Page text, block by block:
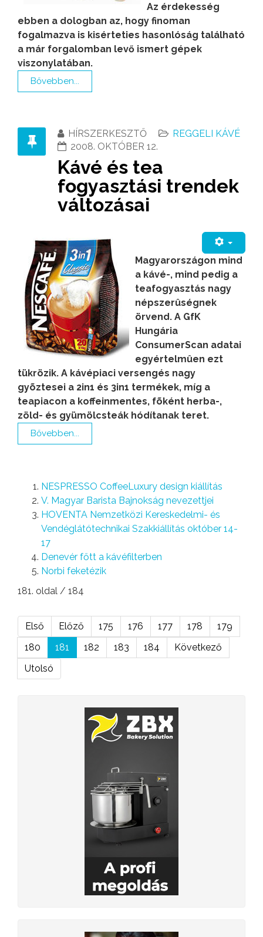
Az érdekesség
ebben a dologban az, hogy finoman
fogalmazva is kisérteties hasonlóság található
a már forgalomban levő ismert gépek
viszonylatában.
Bővebben...
HÍRSZERKESZTŐ
REGGELI KÁVÉ
2008. OKTÓBER 12.
Kávé és tea
fogyasztási trendek
változásai
Magyarországon mind
a kávé-, mind pedig a
teafogyasztás nagy
népszerûségnek
örvend. A GfK
Hungária
ConsumerScan adatai
egyértelmûen ezt
tükrözik. A kávépiaci versengés nagy
gyõztesei a 2in1 és 3in1 termékek, míg a
teapiacon a koffeinmentes, fõként herba-,
zöld- és gyümölcsteák hódítanak teret.
Bővebben...
NESPRESSO CoffeeLuxury design kiállítás
V. Magyar Barista Bajnokság nevezettjei
HOVENTA Nemzetközi Kereskedelmi- és
Vendéglátótechnikai Szakkiállítás október 14-
17
Denevér főtt a kávéfilterben
Norbi feketézik
181. oldal / 184
Első Előző 175 176 177 178
179
180
181 182 183 184
Következő
Utolsó